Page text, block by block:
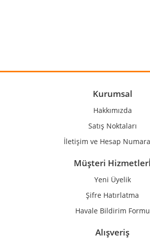
Ürün açıklamasında eksik bilgiler
Ürün bilgilerinde hatalar bulunuyor.
Gönder
Kurumsal
Hakkımızda
Satış Noktaları
İletişim ve Hesap
Müşteri Hizmetlerİ
Yeni Üyelik
Şifre Hatırlatma
Havale Bildirim Formu
Alışveriş